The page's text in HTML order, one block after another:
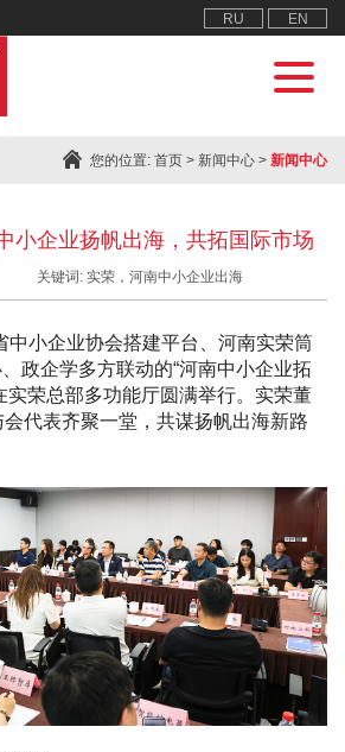
RU EN
您的位置: 首页 > 新闻中心 > 新闻中心
小企业扬帆出海，共拓国际市场
关键词: 实荣，河南中小企业出海
小企业协会搭建平台、河南实荣筒
政企学多方联动的“河南中小企业拓
实荣总部多功能厅圆满举行。实荣董
代表齐聚一堂，共谋扬帆出海新路